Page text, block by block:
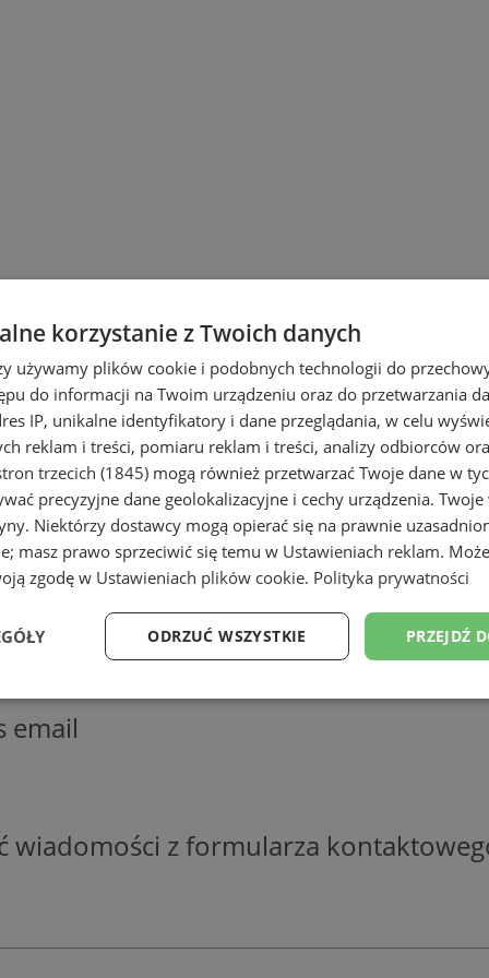
osobowych zawartych w
będzie wysyłane zapytanie, w
email
wiadomości z formularza
korzystanie z Twoich danych
używamy plików cookie i podobnych technologii do
do informacji na Twoim urządzeniu oraz do przetwarzania
IP, unikalne identyfikatory i dane przeglądania, w celu
reklam i treści, pomiaru reklam i treści, analizy odbiorców
trzecich (1845) mogą również przetwarzać Twoje dane w
precyzyjne dane geolokalizacyjne i cechy urządzenia.
Niektórzy dostawcy mogą opierać się na prawnie
masz prawo sprzeciwić się temu w Ustawieniach reklam.
zgodę w Ustawieniach plików cookie. Polityka prywatności
PRZEJDŹ
ODRZUĆ WSZYSTKIE
Wydajność Targetowanie Funkcjonalność
Wydajność Targetowanie Funkcjonalność
Okres